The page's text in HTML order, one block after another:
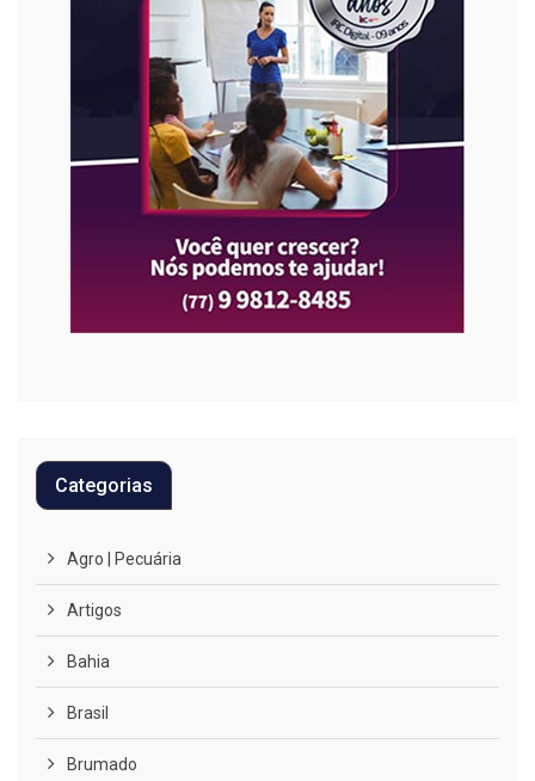
Categorias
Agro | Pecuária
Artigos
Bahia
Brasil
Brumado